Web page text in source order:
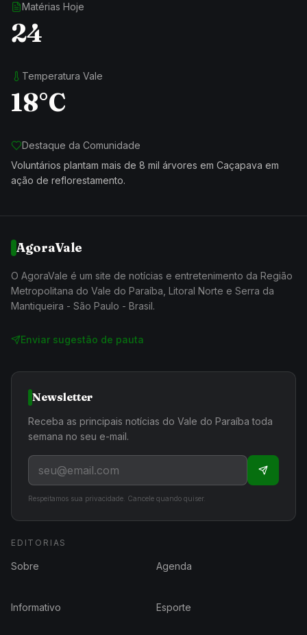
Matérias Hoje
24
Temperatura Vale
18°C
Destaque da Comunidade
Voluntários plantam mais de 8 mil árvores em Caçapava em
ação de reflorestamento.
AgoraVale
O AgoraVale é um site de notícias e entretenimento da Região
Metropolitana do Vale do Paraíba, Litoral Norte e Serra da
Mantiqueira - São Paulo - Brasil.
Enviar sugestão de pauta
Newsletter
Receba as principais notícias do Vale do Paraíba toda
semana no seu e-mail.
Respeitamos sua privacidade. Cancele quando quiser.
EDITORIAS
Sobre Agenda
Informativo Esporte